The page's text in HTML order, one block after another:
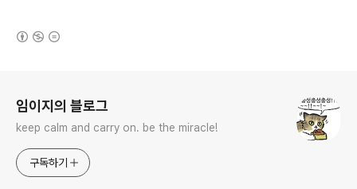
임이지의 블로그
keep calm and carry on. be the miracle!
구독하기